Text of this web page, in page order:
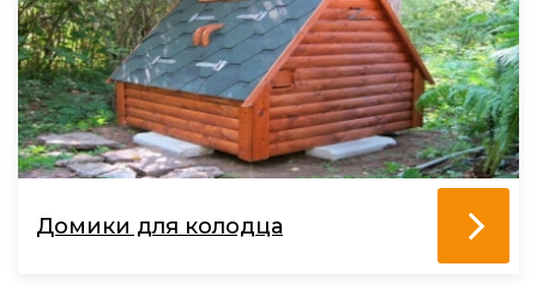
Домики для колодца